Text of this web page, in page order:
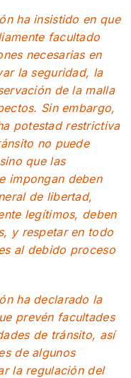
ha insistido en que
facultado
necesarias en
la seguridad, la
de la malla
Sin embargo,
potestad restrictiva
no puede
que las
impongan deben
de libertad,
legítimos, deben
y respetar en todo
al debido proceso
ha declarado la
prevén facultades
de tránsito, así
de algunos
la regulación del